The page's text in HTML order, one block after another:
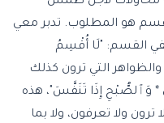
هو المطلوب. تدبر معي
القسم: "لَا أُقْسِمُ
التي ترون كذلك
وَٱلصُّبْحِ إِذَا تَنَفَّسَ"، هذه
ترون ولا تعرفون، ولا بما